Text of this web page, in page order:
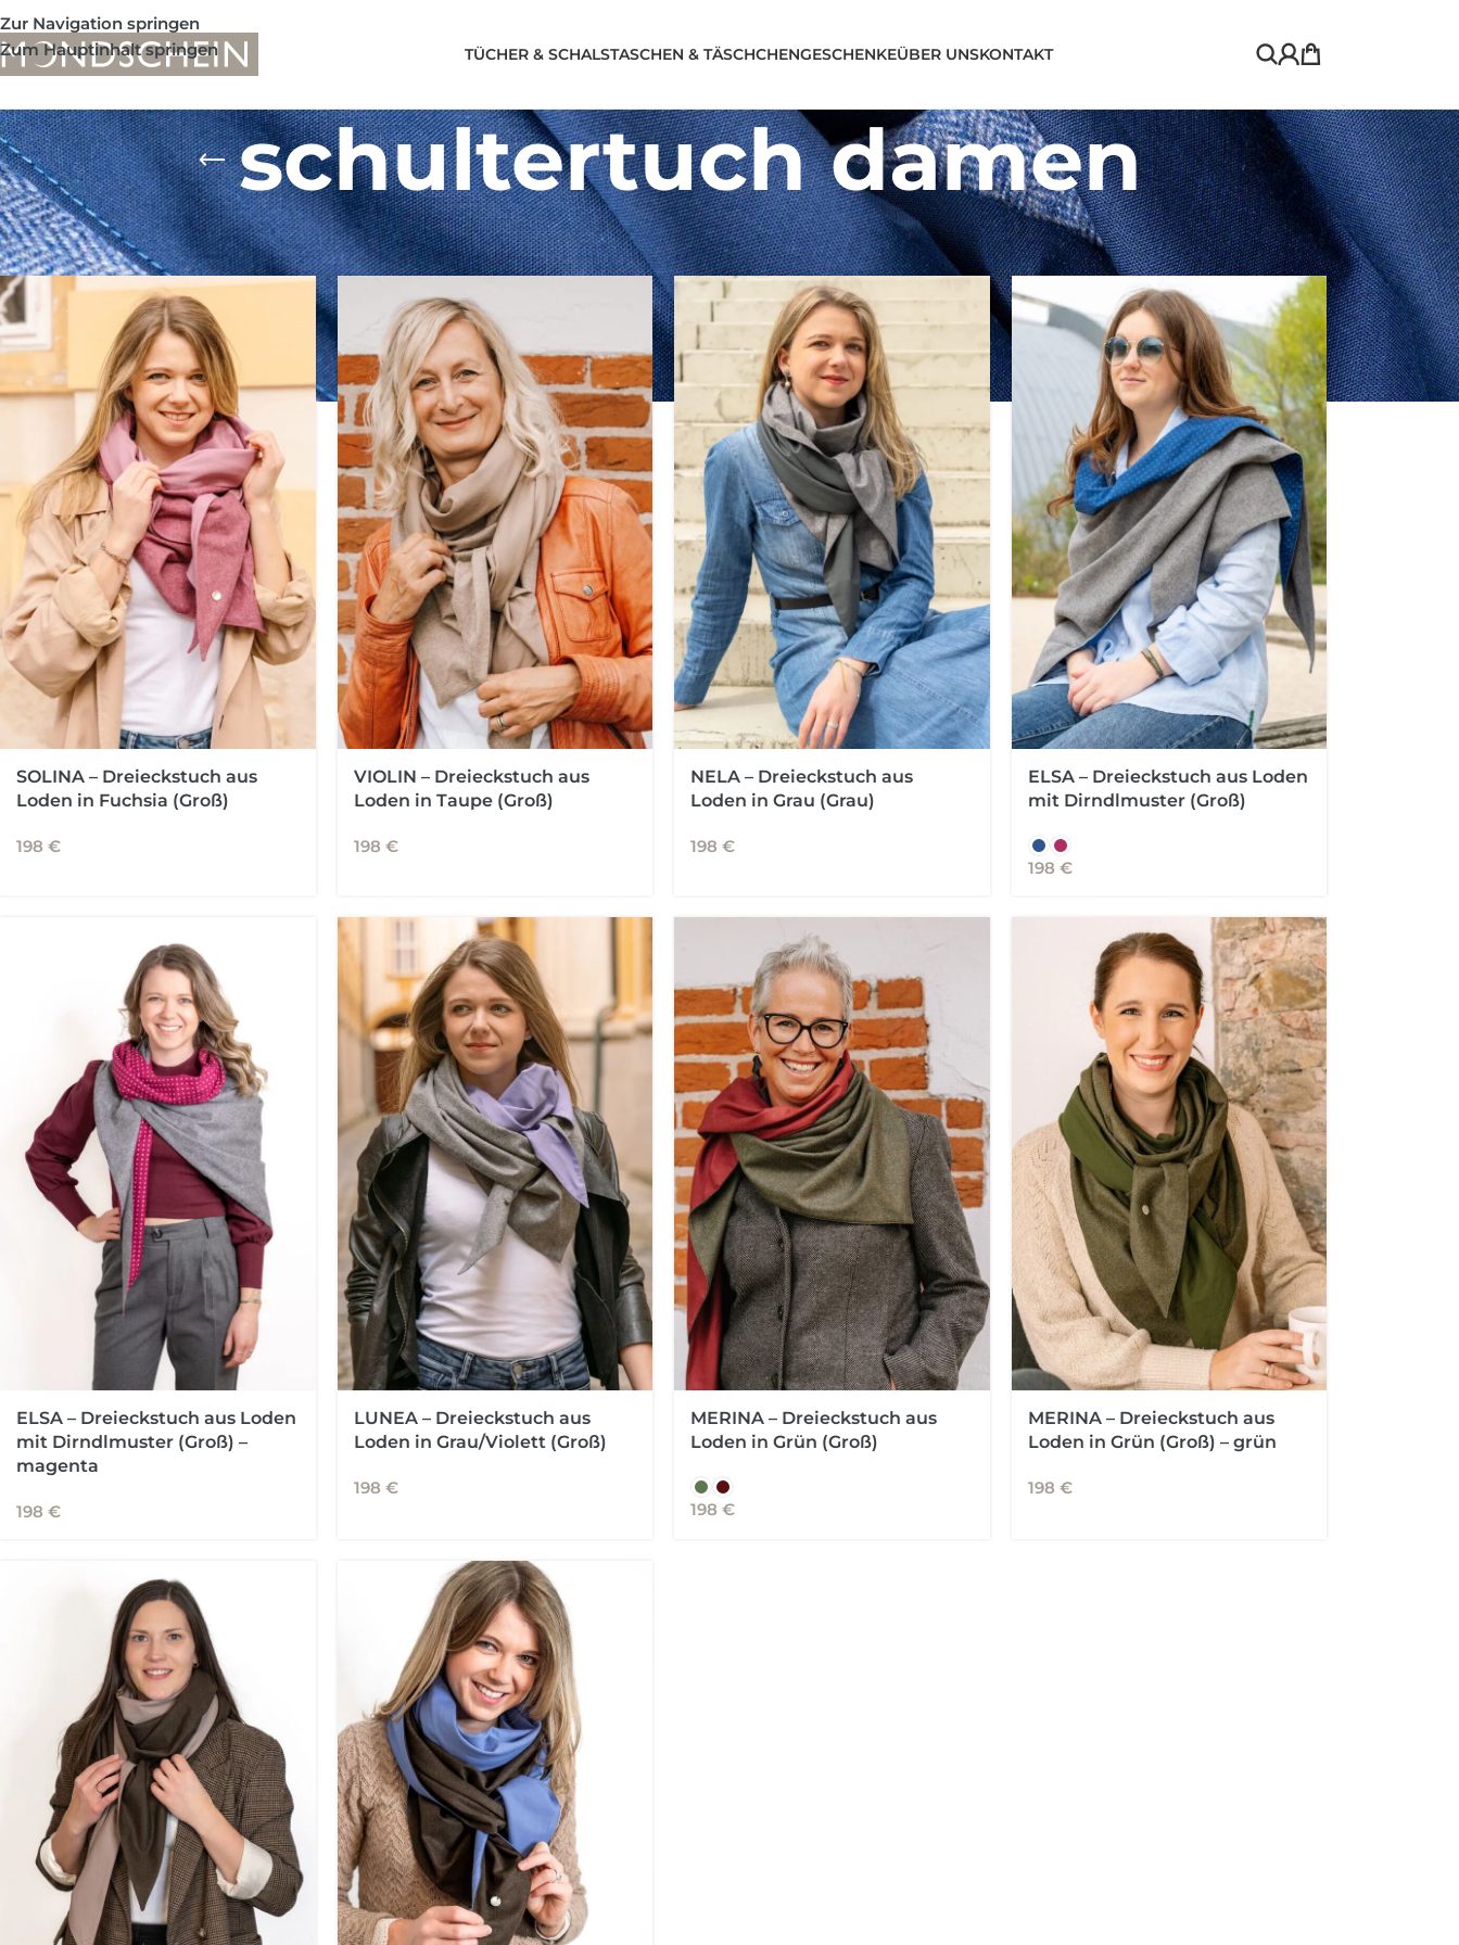
Zur Navigation springen
Zum Hauptinhalt springen
TÜCHER & SCHALSTASCHEN & TÄSCHCHENGESCHENKEÜBER UNSKONTAKT
schultertuch damen
Shop/Produkte verschlagwortet mit „schultertuch damen“
SOLINA – Dreieckstuch aus
Loden in Fuchsia (Groß)
198 €
VIOLIN – Dreieckstuch aus
Loden in Taupe (Groß)
198 €
NELA – Dreieckstuch aus
Loden in Grau (Grau)
198 €
ELSA – Dreieckstuch aus Loden
mit Dirndlmuster (Groß)
198 €
ELSA – Dreieckstuch aus Loden
mit Dirndlmuster (Groß) –
magenta
198 €
LUNEA – Dreieckstuch aus
Loden in Grau/Violett (Groß)
198 €
MERINA – Dreieckstuch aus
Loden in Grün (Groß)
198 €
MERINA – Dreieckstuch aus
Loden in Grün (Groß) – grün
198 €